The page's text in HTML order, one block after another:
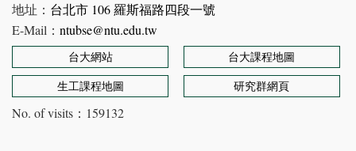
地址： 台北市 106 羅斯福路四段一號
E-Mail： ntubse@ntu.edu.tw
台大網站
台大課程地圖
生工課程地圖
研究群網頁
No. of visits： 159132